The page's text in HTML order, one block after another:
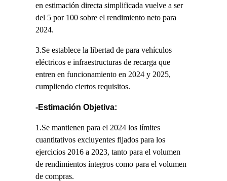
en estimación directa simplificada vuelve a ser
del 5 por 100 sobre el rendimiento neto para
2024.
3.Se establece la libertad de para vehículos
eléctricos e infraestructuras de recarga que
entren en funcionamiento en 2024 y 2025,
cumpliendo ciertos requisitos.
-Estimación Objetiva:
1.Se mantienen para el 2024 los límites
cuantitativos excluyentes fijados para los
ejercicios 2016 a 2023, tanto para el volumen
de rendimientos íntegros como para el volumen
de compras.